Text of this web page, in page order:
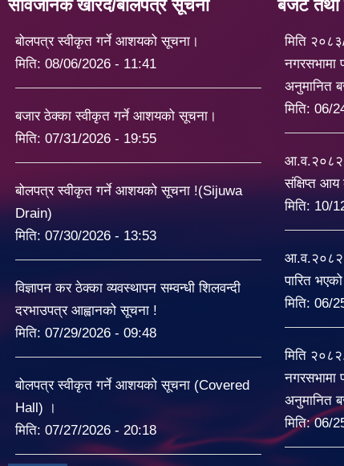
सार्वजनिक खरिद/बोलपत्र सूचना
बोलपत्र स्वीकृत गर्ने आशयको सूचना।
मिति: 08/06/2026 - 11:41
बजार ठेक्का स्वीकृत गर्ने आशयको सूचना।
मिति: 07/31/2026 - 19:55
बोलपत्र स्वीकृत गर्ने आशयको सूचना !(Sijuwa
Drain)
मिति: 07/30/2026 - 13:53
विज्ञापन कर ठेक्का व्यवस्थापन सम्वन्धी शिलवन्दी
दरभाउपत्र आह्वानको सूचना !
मिति: 07/29/2026 - 09:48
बोलपत्र स्वीकृत गर्ने आशयको सूचना (Covered
Hall) ।
मिति: 07/27/2026 - 20:18
बजेट तथा
मिति
नगरसभामा
अनुमानित
मिति: 06/
संक्षिप्त आय
मिति: 10/
पारित
मिति: 06/
मिति
नगरसभामा
अनुमानित
मिति:06/